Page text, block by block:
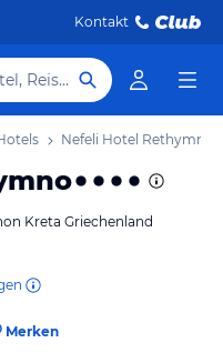
Kontakt
Hotel, Reiseziel
Nefeli Hotel Rethymno
Kreta Griechenland
Merken